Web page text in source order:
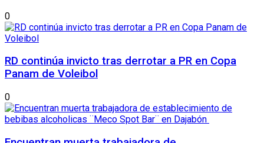
0
RD continúa invicto tras derrotar a PR en Copa
Panam de Voleibol
0